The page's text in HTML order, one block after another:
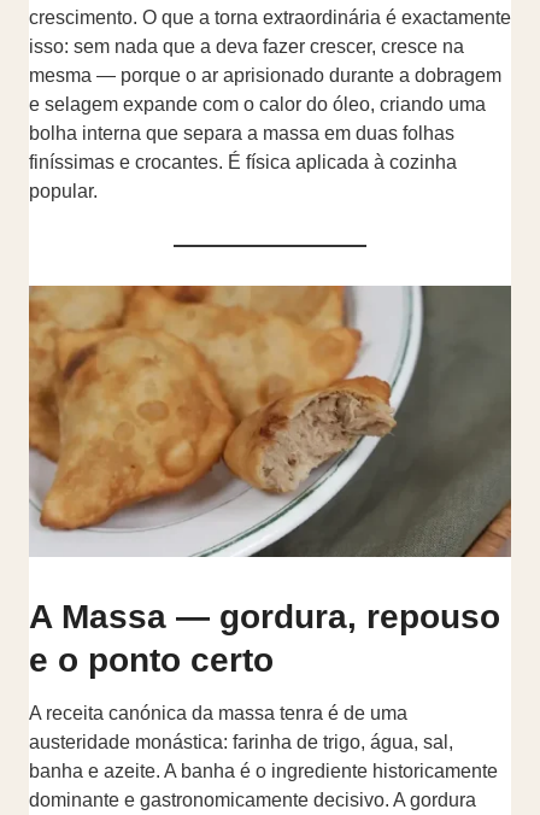
crescimento. O que a torna extraordinária é exactamente
isso: sem nada que a deva fazer crescer, cresce na
mesma — porque o ar aprisionado durante a dobragem
e selagem expande com o calor do óleo, criando uma
bolha interna que separa a massa em duas folhas
finíssimas e crocantes. É física aplicada à cozinha
popular.
A Massa — gordura, repouso
e o ponto certo
A receita canónica da massa tenra é de uma
austeridade monástica: farinha de trigo, água, sal,
banha e azeite. A banha é o ingrediente historicamente
dominante e gastronomicamente decisivo. A gordura